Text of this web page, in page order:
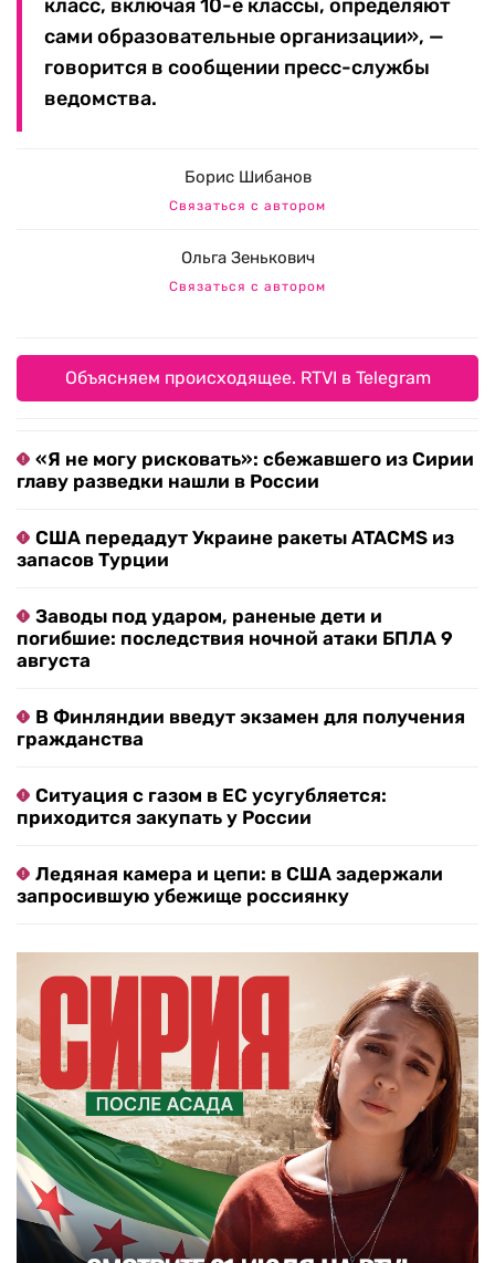
класс, включая 10-е классы, определяют
сами образовательные организации», —
говорится в сообщении пресс-службы
ведомства.
Борис Шибанов
Связаться с автором
Ольга Зенькович
Связаться с автором
Объясняем происходящее. RTVI в Telegram
«Я не могу рисковать»: сбежавшего из Сирии
главу разведки нашли в России
США передадут Украине ракеты ATACMS из
запасов Турции
Заводы под ударом, раненые дети и
погибшие: последствия ночной атаки БПЛА 9
августа
В Финляндии введут экзамен для получения
гражданства
Ситуация с газом в ЕС усугубляется:
приходится закупать у России
Ледяная камера и цепи: в США задержали
запросившую убежище россиянку